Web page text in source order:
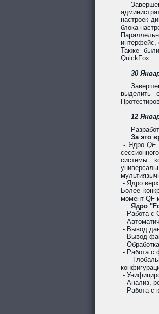
настроек
блока
интерфейс,
Также
QuickFox.
30
выделить
12
За это
- ЯдроQF
системы
- Ядро
Более
момент QF
Ядро
- Работа с
-
- Вывод
- Вывод
-
- Работа с
-
-
- Анализ,
- Работа с